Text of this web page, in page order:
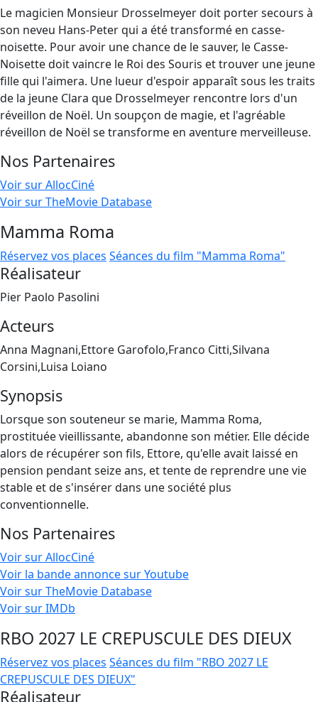
Le magicien Monsieur Drosselmeyer doit porter secours à
son neveu Hans-Peter qui a été transformé en casse-
noisette. Pour avoir une chance de le sauver, le Casse-
Noisette doit vaincre le Roi des Souris et trouver une jeune
fille qui l'aimera. Une lueur d'espoir apparaît sous les traits
de la jeune Clara que Drosselmeyer rencontre lors d'un
réveillon de Noël. Un soupçon de magie, et l'agréable
réveillon de Noël se transforme en aventure merveilleuse.
Nos Partenaires
Voir sur AllocCiné
Voir sur TheMovie Database
Mamma Roma
Réservez vos places Séances du film "Mamma Roma"
Réalisateur
Pier Paolo Pasolini
Acteurs
Anna Magnani,Ettore Garofolo,Franco Citti,Silvana
Corsini,Luisa Loiano
Synopsis
Lorsque son souteneur se marie, Mamma Roma,
prostituée vieillissante, abandonne son métier. Elle décide
alors de récupérer son fils, Ettore, qu'elle avait laissé en
pension pendant seize ans, et tente de reprendre une vie
stable et de s'insérer dans une société plus
conventionnelle.
Nos Partenaires
Voir sur AllocCiné
Voir la bande annonce sur Youtube
Voir sur TheMovie Database
Voir sur IMDb
RBO 2027 LE CREPUSCULE DES DIEUX
Réservez vos places Séances du film "RBO 2027 LE
CREPUSCULE DES DIEUX"
Réalisateur